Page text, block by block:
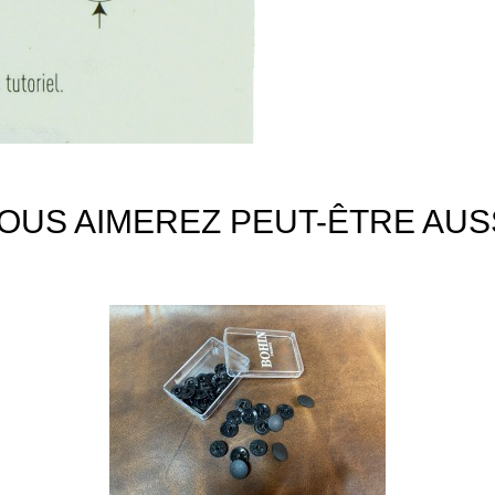
AIMEREZ PEUT-ÊTRE